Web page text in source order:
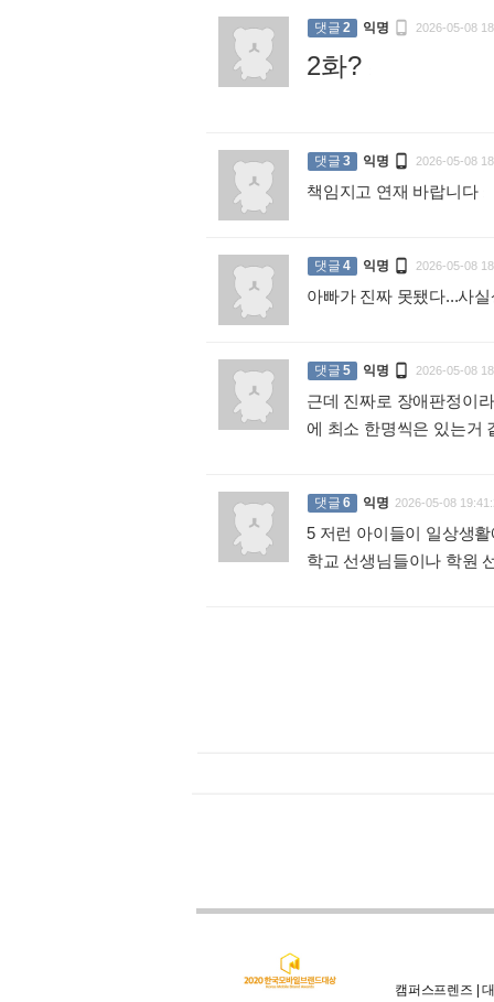
댓글2 익명  2026-05-08
2화?
댓글3 익명  2026-05-08
책임지고 연재 바랍니다
댓글4 익명  2026-05-08
아빠가 진짜 못됐다...사
댓글5 익명  2026-05-08
근데 진짜로 장애판정이
에 최소 한명씩은 있는거
댓글6 익명 2026-05-08
5 저런 아이들이 일상생
학교 선생님들이나 학원
캠퍼스프렌즈 |